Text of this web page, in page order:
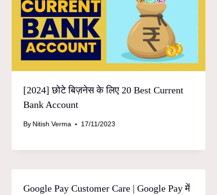
[2024] छोटे बिज़नेस के लिए 20 Best Current
Bank Account
By Nitish Verma 17/11/2023
Google Pay Customer Care | Google Pay में